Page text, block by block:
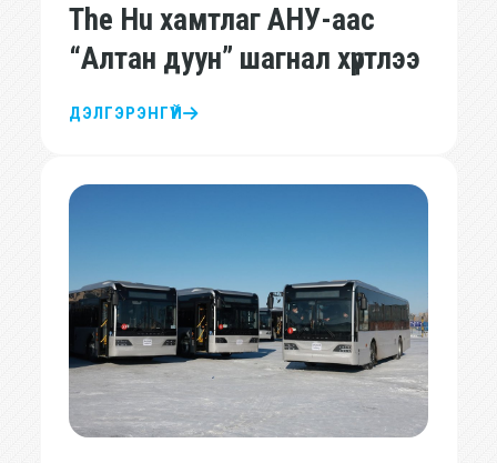
The Hu хамтлаг АНУ-аас
“Алтан дуун” шагнал хүртлээ
ДЭЛГЭРЭНГҮЙ